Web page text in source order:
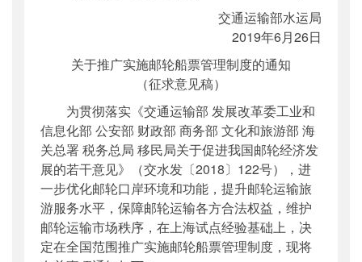
交通运输部水运局
2019年6月26日
关于推广实施邮轮船票管理制度的通知
（征求意见稿）
为贯彻落实《交通运输部 发展改革委工业和
信息化部 公安部 财政部 商务部 文化和旅游部 海
关总署 税务总局 移民局关于促进我国邮轮经济发
展的若干意见》（交水发〔2018〕122号），进
一步优化邮轮口岸环境和功能，提升邮轮运输旅
游服务水平，保障邮轮运输各方合法权益，维护
邮轮运输市场秩序，在上海试点经验基础上，决
定在全国范围推广实施邮轮船票管理制度，现将